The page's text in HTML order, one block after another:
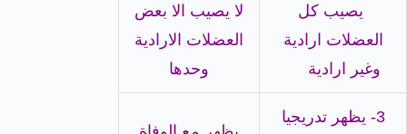
يصيب كل
العضلات ارادية
وغير ارادية
لا يصيب الا بعض
العضلات الارادية
وحدها
3- يظهر تدريجيا